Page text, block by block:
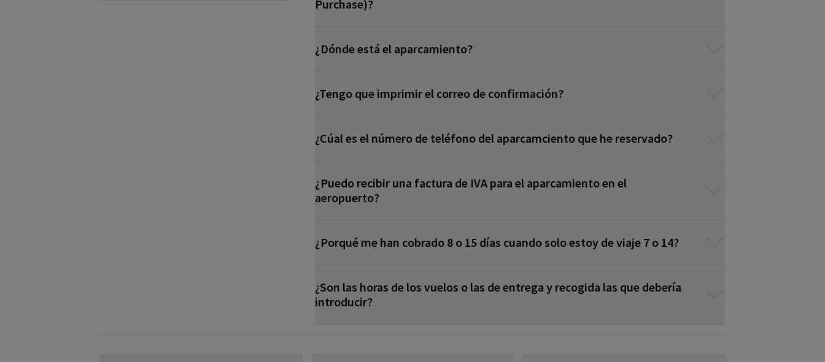
Purchase)?
¿Dónde está el aparcamiento?
¿Tengo que imprimir el correo de confirmación?
¿Cúal es el número de teléfono del aparcamciento que he reservado?
¿Puedo recibir una factura de IVA para el aparcamiento en el
aeropuerto?
¿Porqué me han cobrado 8 o 15 días cuando solo estoy de viaje 7 o 14?
¿Son las horas de los vuelos o las de entrega y recogida las que debería
introducir?